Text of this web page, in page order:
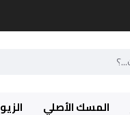
المسك الأصلي